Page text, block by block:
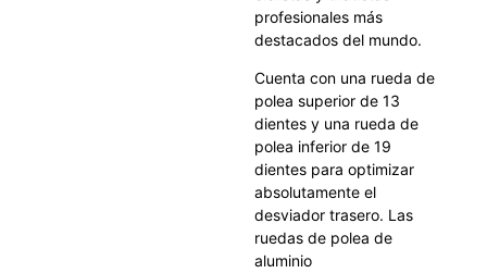
profesionales más
destacados del mundo.
Cuenta con una rueda de
polea superior de 13
dientes y una rueda de
polea inferior de 19
dientes para optimizar
absolutamente el
desviador trasero. Las
ruedas de polea de
aluminio